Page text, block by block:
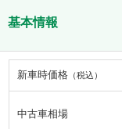
基本情報
新車時価格 （税込）
中古車相場